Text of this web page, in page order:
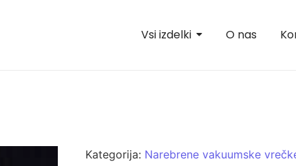
Vsi izdelki O nas
Kategorija: Narebrene vakuumske